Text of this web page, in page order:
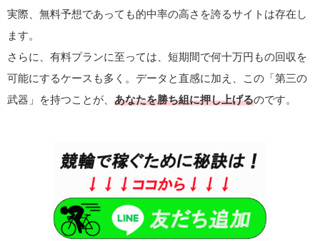
実際、無料予想であっても的中率の高さを誇るサイトは存在し
ます。
さらに、有料プランに至っては、短期間で何十万円もの回収を
可能にするケースも多く。データと直感に加え、この「第三の
武器」を持つことが、 あなたを勝ち組に押し上げるのです。